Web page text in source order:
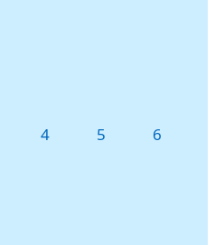
42026
5 6